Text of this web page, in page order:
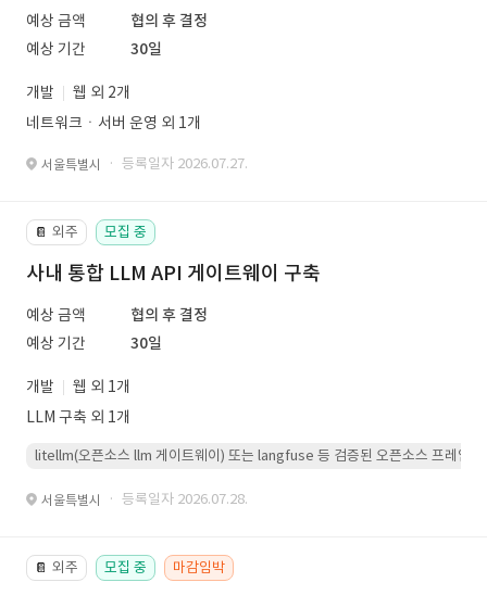
예상 금액
협의 후 결정
예상 기간
30일
개발
웹 외 2개
네트워크ㆍ서버 운영 외 1개
서울특별시 · 등록일자 2026.07.27.
📔 외주 모집 중
사내 통합 LLM API 게이트웨이 구축
예상 금액
협의 후 결정
예상 기간
30일
개발
웹 외 1개
LLM 구축 외 1개
litellm(오픈소스 llm 게이트웨이) 또는 langfuse 등 검증된 오픈소스 프레임워
서울특별시 · 등록일자 2026.07.28.
📔 외주 모집 중 마감임박